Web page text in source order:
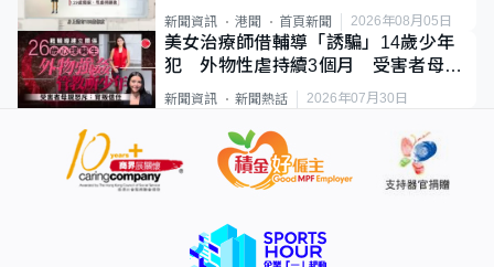
類案最惡劣
新聞資訊 港聞 首頁新聞 2026年08月05日
美女治療師借輔導「誘騙」14歲少年
犯 外物性虐持續3個月 受害者母：
要保護其他人
新聞資訊 新聞熱話 2026年07月30日